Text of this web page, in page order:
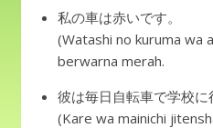
私の車は赤いです。
(Watashi no kuruma wa
berwarna merah.
彼は毎日自転車で学校に
(Kare wa mainichi